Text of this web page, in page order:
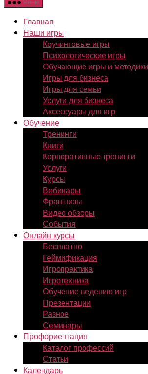
Меню
Главная
Наши игры
Коучинговые игры
Психологические игры
Обучающие игры и методики
Игры для бизнеса
Игры для семьи
Услуги для бизнеса
Аксессуары для игр
Обучение
Тренинги
Книги
Корпоративные тренинги
Услуги
Курсы
Вебинары
Франшизы
Видео обзоры
События
Онлайн курсы
Бесплатно
Геймификация
Игропрактика
Игротехника
Обучение ведению игр
Презентации
Разное
Семинары
Профориентация
Каталог профессий
Статьи
Календарь